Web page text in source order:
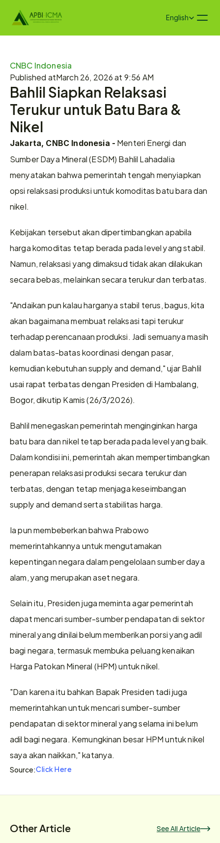
Select Language
English
CNBC Indonesia
Published atMarch 26, 2026 at 9:56 AM
Bahlil Siapkan Relaksasi
Terukur untuk Batu Bara &
Nikel
Jakarta, CNBC Indonesia - Menteri Energi dan
Sumber Daya Mineral (ESDM) Bahlil Lahadalia
menyatakan bahwa pemerintah tengah menyiapkan
opsi relaksasi produksi untuk komoditas batu bara dan
nikel.
Kebijakan tersebut akan dipertimbangkan apabila
harga komoditas tetap berada pada level yang stabil.
Namun, relaksasi yang dimaksud tidak akan dilakukan
secara bebas, melainkan secara terukur dan terbatas.
"Andaikan pun kalau harganya stabil terus, bagus, kita
akan bagaimana membuat relaksasi tapi terukur
terhadap perencanaan produksi. Jadi semuanya masih
dalam batas-batas koordinasi dengan pasar,
kemudian kebutuhan supply and demand," ujar Bahlil
usai rapat terbatas dengan Presiden di Hambalang,
Bogor, dikutip Kamis (26/3/2026).
Bahlil menegaskan pemerintah menginginkan harga
batu bara dan nikel tetap berada pada level yang baik.
Dalam kondisi ini, pemerintah akan mempertimbangkan
penerapan relaksasi produksi secara terukur dan
terbatas, dengan tetap menjaga keseimbangan
supply and demand serta stabilitas harga.
Ia pun membeberkan bahwa Prabowo
memerintahkannya untuk mengutamakan
kepentingan negara dalam pengelolaan sumber daya
alam, yang merupakan aset negara.
Selain itu, Presiden juga meminta agar pemerintah
dapat mencari sumber-sumber pendapatan di sektor
mineral yang dinilai belum memberikan porsi yang adil
bagi negara, termasuk membuka peluang kenaikan
Harga Patokan Mineral (HPM) untuk nikel.
"Dan karena itu bahkan Bapak Presiden tadi juga
memerintahkan untuk mencari sumber-sumber
pendapatan di sektor mineral yang selama ini belum
adil bagi negara. Kemungkinan besar HPM untuk nikel
saya akan naikkan," katanya.
Source:Click Here
Other Article See All Article